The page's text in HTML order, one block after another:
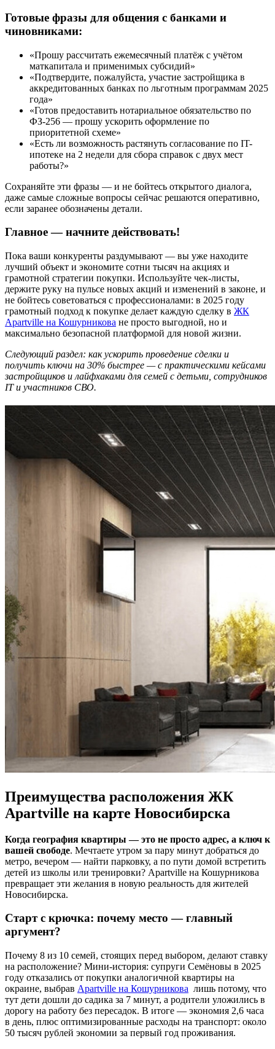
Готовые фразы для общения с банками и
чиновниками:
«Прошу рассчитать ежемесячный платёж с учётом
маткапитала и применимых субсидий»
«Подтвердите, пожалуйста, участие застройщика в
аккредитованных банках по льготным программам 2025
года»
«Готов предоставить нотариальное обязательство по
ФЗ-256 — прошу ускорить оформление по
приоритетной схеме»
«Есть ли возможность растянуть согласование по IT-
ипотеке на 2 недели для сбора справок с двух мест
работы?»
Сохраняйте эти фразы — и не бойтесь открытого диалога,
даже самые сложные вопросы сейчас решаются оперативно,
если заранее обозначены детали.
Главное — начните действовать!
Пока ваши конкуренты раздумывают — вы уже находите
лучший объект и экономите сотни тысяч на акциях и
грамотной стратегии покупки. Используйте чек-листы,
держите руку на пульсе новых акций и изменений в законе, и
не бойтесь советоваться с профессионалами: в 2025 году
грамотный подход к покупке делает каждую сделку в ЖК
Apartville на Кошурникова не просто выгодной, но и
максимально безопасной платформой для новой жизни.
Следующий раздел: как ускорить проведение сделки и
получить ключи на 30% быстрее — с практическими кейсами
застройщиков и лайфхаками для семей с детьми, сотрудников
IT и участников СВО.
Преимущества расположения ЖК
Apartville на карте Новосибирска
Когда география квартиры — это не просто адрес, а ключ к
вашей свободе. Мечтаете утром за пару минут добраться до
метро, вечером — найти парковку, а по пути домой встретить
детей из школы или тренировки? Apartville на Кошурникова
превращает эти желания в новую реальность для жителей
Новосибирска.
Старт с крючка: почему место — главный
аргумент?
Почему 8 из 10 семей, стоящих перед выбором, делают ставку
на расположение? Мини-история: супруги Семёновы в 2025
году отказались от покупки аналогичной квартиры на
окраине, выбрав Apartville на Кошурникова лишь потому, что
тут дети дошли до садика за 7 минут, а родители уложились в
дорогу на работу без пересадок. В итоге — экономия 2,6 часа
в день, плюс оптимизированные расходы на транспорт: около
50 тысяч рублей экономии за первый год проживания.